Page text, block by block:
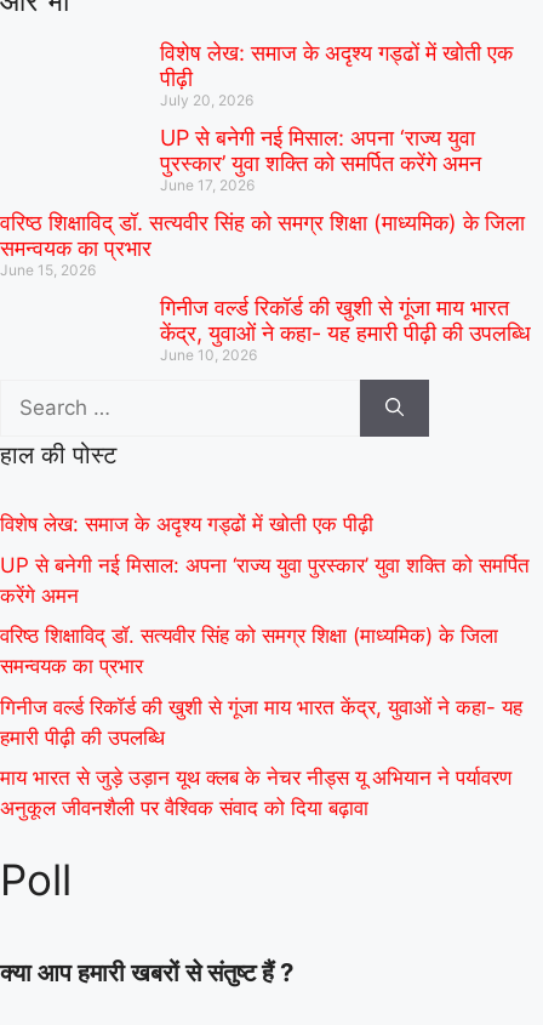
विशेष लेख: समाज के अदृश्य गड्ढों में खोती एक
पीढ़ी
July 20, 2026
UP से बनेगी नई मिसाल: अपना ‘राज्य युवा
पुरस्कार’ युवा शक्ति को समर्पित करेंगे अमन
June 17, 2026
वरिष्ठ शिक्षाविद् डॉ. सत्यवीर सिंह को समग्र शिक्षा (माध्यमिक) के जिला
समन्वयक का प्रभार
June 15, 2026
गिनीज वर्ल्ड रिकॉर्ड की खुशी से गूंजा माय भारत
केंद्र, युवाओं ने कहा- यह हमारी पीढ़ी की उपलब्धि
June 10, 2026
हाल की पोस्ट
विशेष लेख: समाज के अदृश्य गड्ढों में खोती एक पीढ़ी
UP से बनेगी नई मिसाल: अपना ‘राज्य युवा पुरस्कार’ युवा शक्ति को समर्पित
करेंगे अमन
वरिष्ठ शिक्षाविद् डॉ. सत्यवीर सिंह को समग्र शिक्षा (माध्यमिक) के जिला
समन्वयक का प्रभार
गिनीज वर्ल्ड रिकॉर्ड की खुशी से गूंजा माय भारत केंद्र, युवाओं ने कहा- यह
हमारी पीढ़ी की उपलब्धि
माय भारत से जुड़े उड़ान यूथ क्लब के नेचर नीड्स यू अभियान ने पर्यावरण
अनुकूल जीवनशैली पर वैश्विक संवाद को दिया बढ़ावा
Poll
क्या आप हमारी खबरों से संतुष्ट हैं ?